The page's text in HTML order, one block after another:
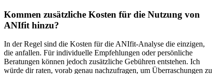
Kommen zusätzliche Kosten⁢ für die Nutzung von
ANIfit ​hinzu?
In der Regel ⁢sind die Kosten für⁢ die ‍ANIfit-Analyse die‍ einzigen,
die anfallen. Für individuelle Empfehlungen ‍oder persönliche
Beratungen können jedoch‌ zusätzliche Gebühren entstehen. ‌Ich‌
würde dir raten, vorab genau nachzufragen, um‌ Überraschungen zu